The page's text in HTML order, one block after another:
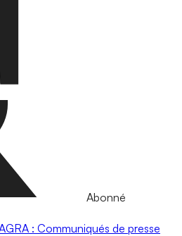
Abonné
: Communiqués de presse